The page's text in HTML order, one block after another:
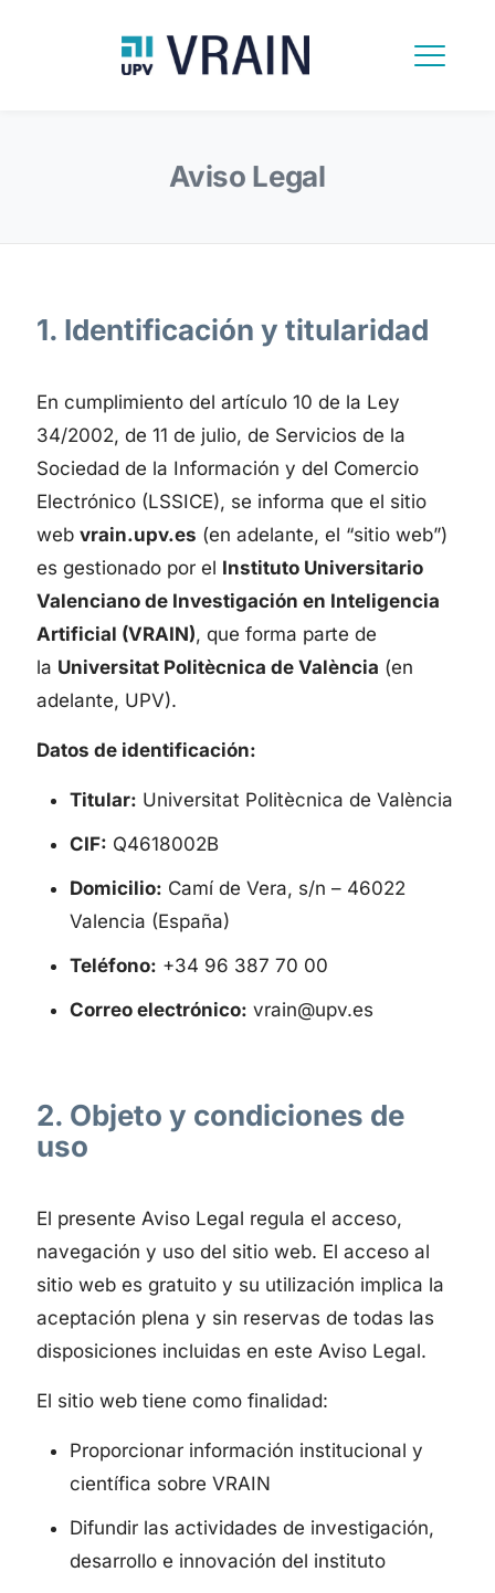
Aviso Legal
1. Identificación y titularidad
En cumplimiento del artículo 10 de la Ley
34/2002, de 11 de julio, de Servicios de la
Sociedad de la Información y del Comercio
Electrónico (LSSICE), se informa que el sitio
web vrain.upv.es (en adelante, el “sitio web”)
es gestionado por el Instituto Universitario
Valenciano de Investigación en Inteligencia
Artificial (VRAIN), que forma parte de
la Universitat Politècnica de València (en
adelante, UPV).
Datos de identificación:
Titular: Universitat Politècnica de València
CIF: Q4618002B
Domicilio: Camí de Vera, s/n – 46022
Valencia (España)
Teléfono: +34 96 387 70 00
Correo electrónico: vrain@upv.es
2. Objeto y condiciones de
uso
El presente Aviso Legal regula el acceso,
navegación y uso del sitio web. El acceso al
sitio web es gratuito y su utilización implica la
aceptación plena y sin reservas de todas las
disposiciones incluidas en este Aviso Legal.
El sitio web tiene como finalidad:
Proporcionar información institucional y
científica sobre VRAIN
Difundir las actividades de investigación,
desarrollo e innovación del instituto